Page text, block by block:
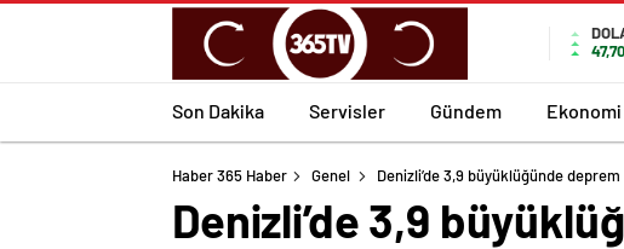
Son Dakika Servisler Gündem Ekonomi
Haber 365 Haber Genel Denizli’de 3,9 büyüklüğünde deprem
Denizli’de 3,9